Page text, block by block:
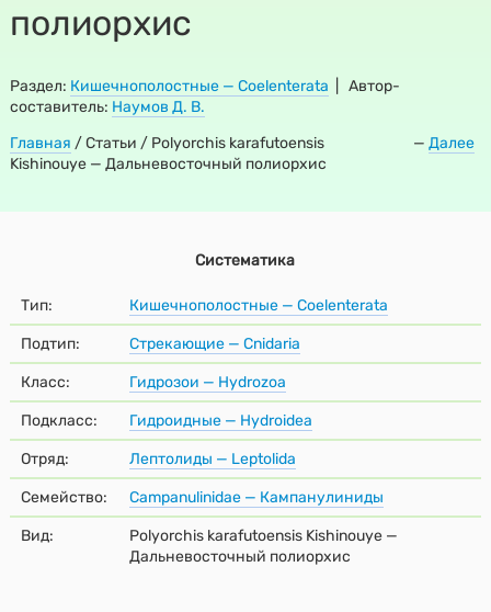
полиорхис
Раздел: Кишечнополостные — Coelenterata | Автор-
составитель: Наумов Д. В.
Главная / —Далее
Статьи / Polyorchis karafutoensis
Kishinouye — Дальневосточный полиорхис
Систематика
Тип: Кишечнополостные — Coelenterata
Подтип: Стрекающие — Cnidaria
Класс: Гидрозои — Hydrozoa
Подкласс: Гидроидные — Hydroidea
Отряд: Лептолиды — Leptolida
Семейство: Campanulinidae — Кампанулиниды
Вид:
Polyorchis karafutoensis Kishinouye —
Дальневосточный полиорхис